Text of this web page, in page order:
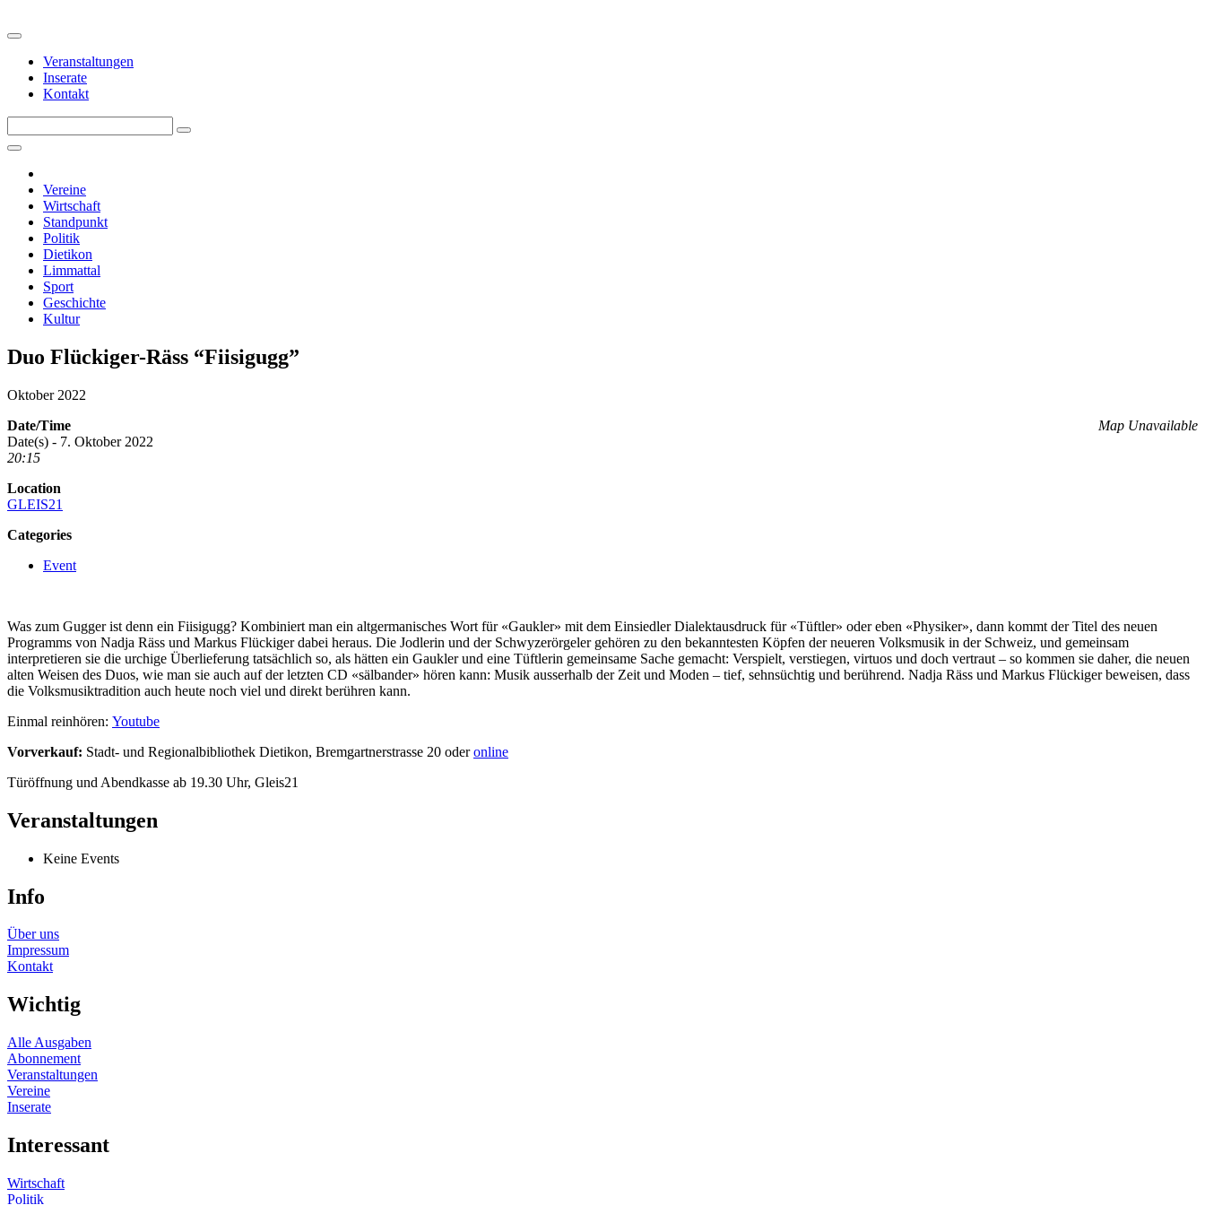
Veranstaltungen
Inserate
Kontakt
Vereine
Wirtschaft
Standpunkt
Politik
Dietikon
Limmattal
Sport
Geschichte
Kultur
Duo Flückiger-Räss “Fiisigugg”
Oktober 2022
Map Unavailable
Date/Time
Date(s) - 7. Oktober 2022
20:15
Location
GLEIS21
Categories
Event
Was zum Gugger ist denn ein Fiisigugg? Kombiniert man ein altgermanisches Wort für «Gaukler» mit dem Einsiedler Dialektausdruck für «Tüftler» oder eben «Physiker», dann kommt der Titel des neuen
Programms von Nadja Räss und Markus Flückiger dabei heraus. Die Jodlerin und der Schwyzerörgeler gehören zu den bekanntesten Köpfen der neueren Volksmusik in der Schweiz, und gemeinsam
interpretieren sie die urchige Überlieferung tatsächlich so, als hätten ein Gaukler und eine Tüftlerin gemeinsame Sache gemacht: Verspielt, verstiegen, virtuos und doch vertraut – so kommen sie daher, die neuen
alten Weisen des Duos, wie man sie auch auf der letzten CD «sälbander» hören kann: Musik ausserhalb der Zeit und Moden – tief, sehnsüchtig und berührend. Nadja Räss und Markus Flückiger beweisen, dass
die Volksmusiktradition auch heute noch viel und direkt berühren kann.
Einmal reinhören: Youtube
Vorverkauf: Stadt- und Regionalbibliothek Dietikon, Bremgartnerstrasse 20 oderonline
Türöffnung und Abendkasse ab 19.30 Uhr, Gleis21
Veranstaltungen
Keine Events
Info
Über uns
Impressum
Kontakt
Wichtig
Alle Ausgaben
Abonnement
Veranstaltungen
Vereine
Inserate
Interessant
Wirtschaft
Politik